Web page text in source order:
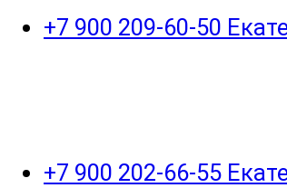
+7 900 209-60-50
+7 900 202-66-55